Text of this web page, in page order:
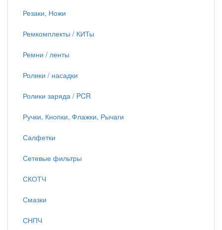
Резаки, Ножи
Ремкомплекты / КИТы
Ремни / ленты
Ролики / насадки
Ролики заряда / PCR
Ручки, Кнопки, Флажки, Рычаги
Салфетки
Сетевые фильтры
СКОТЧ
Смазки
СНПЧ